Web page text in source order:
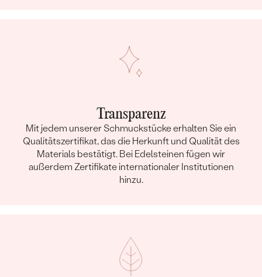
Transparenz
Mit jedem unserer Schmuckstücke erhalten Sie ein
Qualitätszertifikat, das die Herkunft und Qualität des
Materials bestätigt. Bei Edelsteinen fügen wir
außerdem Zertifikate internationaler Institutionen
hinzu.